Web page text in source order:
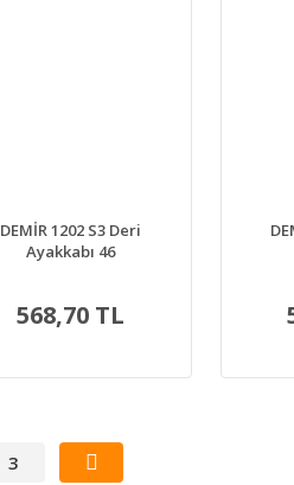
DEMİR 1202 S3 Deri
Ayakkabı 46
568,70 TL
3